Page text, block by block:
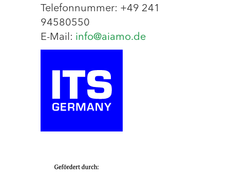
Telefonnummer: +49 241
94580550
E-Mail: info@aiamo.de